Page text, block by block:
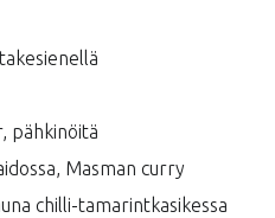
pähkinöitä
Masman curry
chilli-tamarintkasikessa